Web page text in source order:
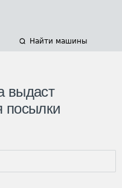
Найти машины
выдаст
посылки